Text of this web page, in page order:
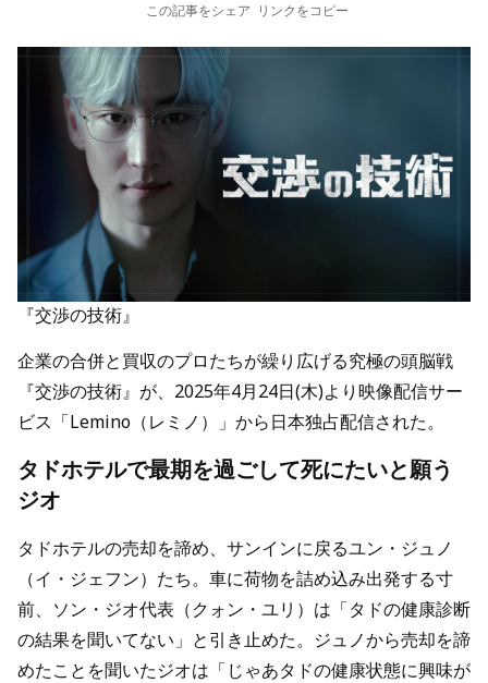
この記事をシェア リンクをコピー
『交渉の技術』
企業の合併と買収のプロたちが繰り広げる究極の頭脳戦
『交渉の技術』が、2025年4月24日(木)より映像配信サー
ビス「Lemino（レミノ）」から日本独占配信された。
タドホテルで最期を過ごして死にたいと願う
ジオ
タドホテルの売却を諦め、サンインに戻るユン・ジュノ
（イ・ジェフン）たち。車に荷物を詰め込み出発する寸
前、ソン・ジオ代表（クォン・ユリ）は「タドの健康診断
の結果を聞いてない」と引き止めた。ジュノから売却を諦
めたことを聞いたジオは「じゃあタドの健康状態に興味が